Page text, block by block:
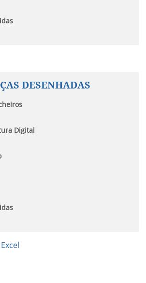
DESENHADAS
Digital